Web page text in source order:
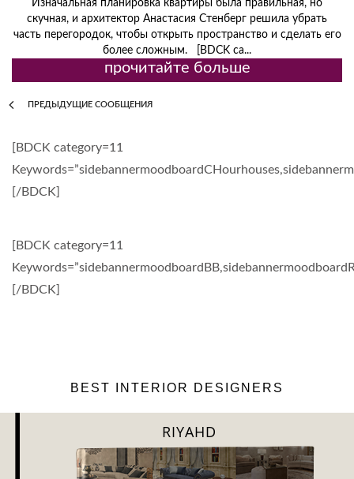
Изначальная планировка квартиры была правильная, но
скучная, и архитектор Анастасия Стенберг решила убрать
часть перегородок, чтобы открыть пространство и сделать его
более сложным. [BDCK ca...
прочитайте больше
ПРЕДЫДУЩИЕ СООБЩЕНИЯ
[BDCK category=11
[/BDCK]
[BDCK category=11
[/BDCK]
BEST INTERIOR DESIGNERS
RIYAHD